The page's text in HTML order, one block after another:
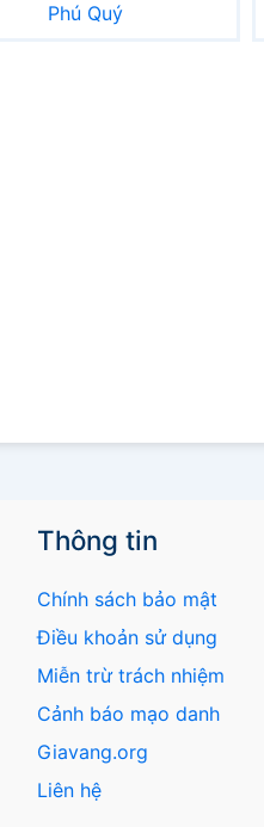
Phú Quý
Thông tin
Chính sách bảo mật
Điều khoản sử dụng
Miễn trừ trách nhiệm
Cảnh báo mạo danh
Giavang.org
Liên hệ